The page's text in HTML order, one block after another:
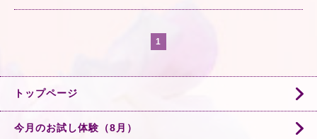
1
トップページ
今月のお試し体験（8月）